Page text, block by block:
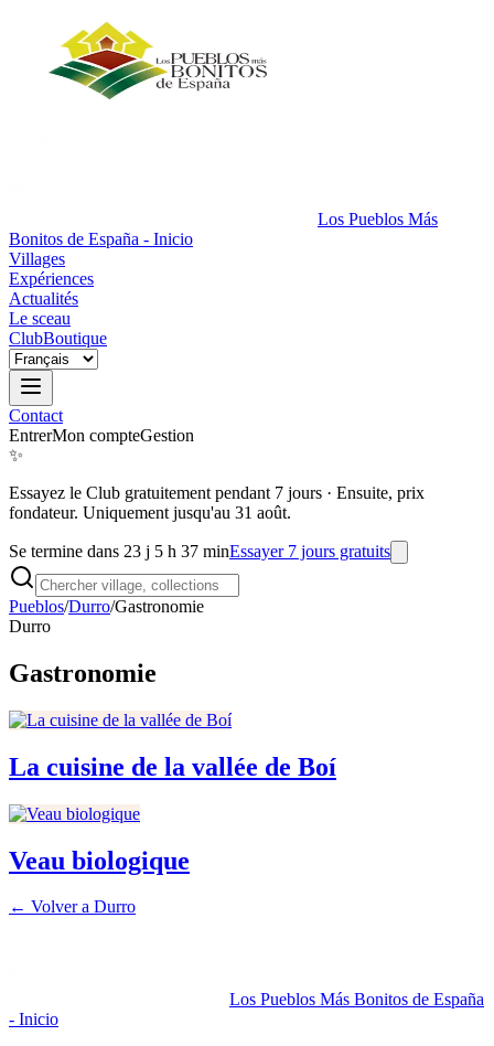
Los Pueblos Más
Bonitos de España - Inicio
Villages
Expériences
Actualités
Le sceau
ClubBoutique
Contact
EntrerMon compteGestion
✨
Essayez le Club gratuitement pendant 7 jours · Ensuite, prix
fondateur. Uniquement jusqu'au 31 août.
Se termine dans 23 j 5 h 37 minEssayer 7 jours gratuits
Pueblos/Durro/Gastronomie
Durro
Gastronomie
La cuisine de la vallée de Boí
Veau biologique
← Volver a Durro
Los Pueblos Más Bonitos de España
- Inicio